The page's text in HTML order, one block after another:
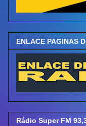
ENLACE PAGINAS
Rádio Super FM